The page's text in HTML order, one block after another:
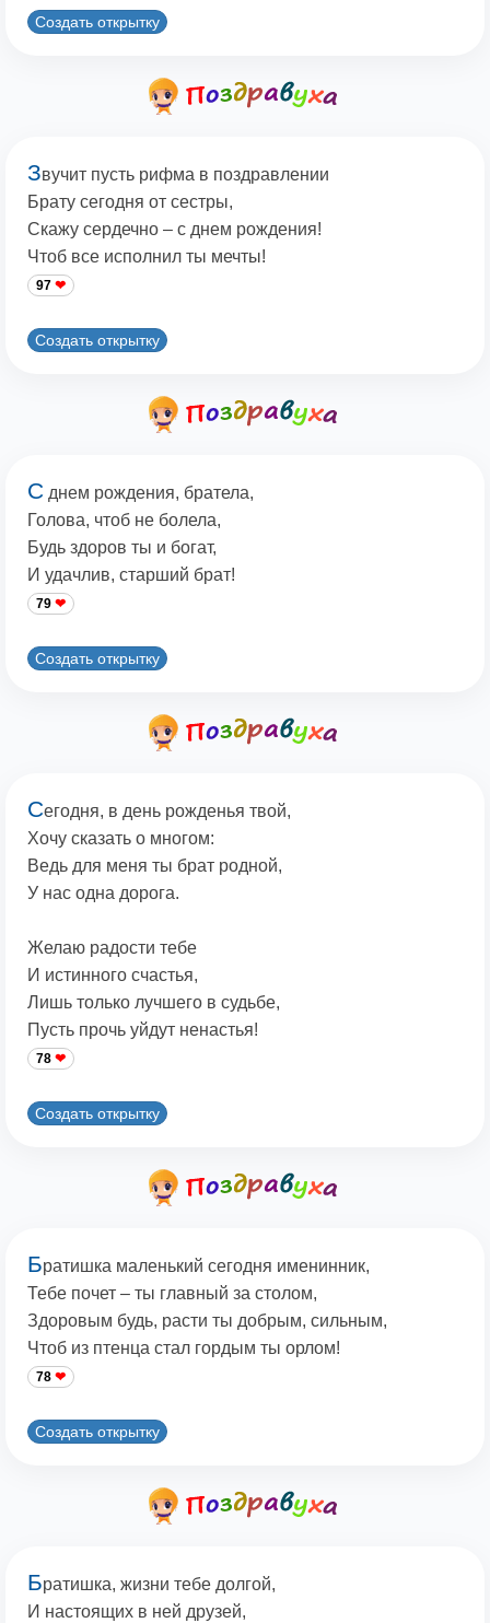
Создать открытку
Звучит пусть рифма в поздравлении
Брату сегодня от сестры,
Скажу сердечно – с днем рождения!
Чтоб все исполнил ты мечты!
97
Создать открытку
С днем рождения, братела,
Голова, чтоб не болела,
Будь здоров ты и богат,
И удачлив, старший брат!
79
Создать открытку
Сегодня, в день рожденья твой,
Хочу сказать о многом:
Ведь для меня ты брат родной,
У нас одна дорога.
Желаю радости тебе
И истинного счастья,
Лишь только лучшего в судьбе,
Пусть прочь уйдут ненастья!
78
Создать открытку
Братишка маленький сегодня именинник,
Тебе почет – ты главный за столом,
Здоровым будь, расти ты добрым, сильным,
Чтоб из птенца стал гордым ты орлом!
78
Создать открытку
Братишка, жизни тебе долгой,
И настоящих в ней друзей,